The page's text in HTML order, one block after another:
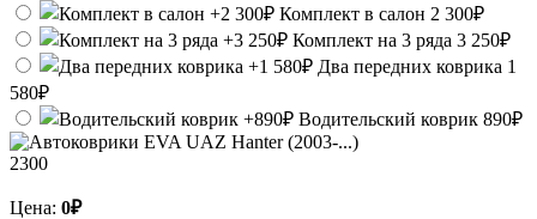
Комплект в салон 2 300₽
Комплект на 3 ряда 3 250₽
Два передних коврика 1
580₽
Водительский коврик 890₽
2300
Цена: 0₽